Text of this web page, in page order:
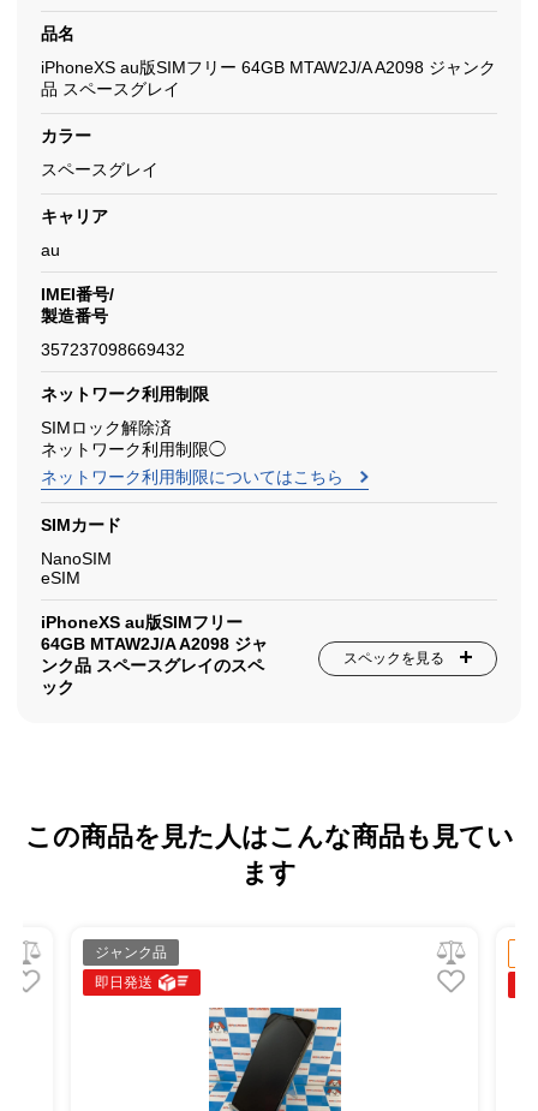
品名
iPhoneXS au版SIMフリー 64GB MTAW2J/A A2098 ジャンク
品 スペースグレイ
カラー
スペースグレイ
キャリア
au
IMEI番号/
製造番号
357237098669432
ネットワーク利用制限
SIMロック解除済
ネットワーク利用制限◯
ネットワーク利用制限についてはこちら
SIMカード
NanoSIM
eSIM
iPhoneXS au版SIMフリー
64GB MTAW2J/A A2098 ジャ
ンク品 スペースグレイのスペ
ック
スペックを見る
この商品を見た人はこんな商品も見てい
ます
ジャンク品
即日発送